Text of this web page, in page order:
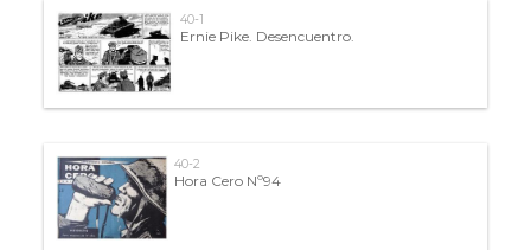
40-1
Ernie Pike. Desencuentro.
40-2
Hora Cero Nº94